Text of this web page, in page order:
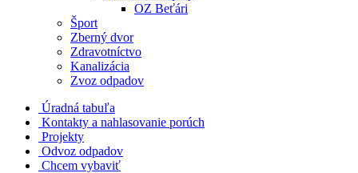
OZ Beťári
Šport
Zberný dvor
Zdravotníctvo
Kanalizácia
Zvoz odpadov
Úradná tabuľa
Kontakty a nahlasovanie porúch
Projekty
Odvoz odpadov
Chcem vybaviť